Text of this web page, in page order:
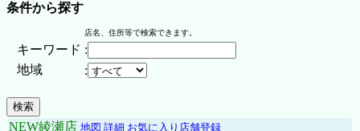
条件から探す
店名、住所等で検索できます。
キーワード :
地域
:
NEW綾瀬店 地図 詳細 お気に入り店舗登録